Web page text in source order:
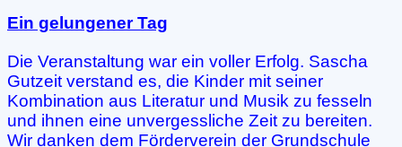
Ein gelungener Tag
Die Veranstaltung war ein voller Erfolg. Sascha
Gutzeit verstand es, die Kinder mit seiner
Kombination aus Literatur und Musik zu fesseln
und ihnen eine unvergessliche Zeit zu bereiten.
Wir danken dem Förderverein der Grundschule